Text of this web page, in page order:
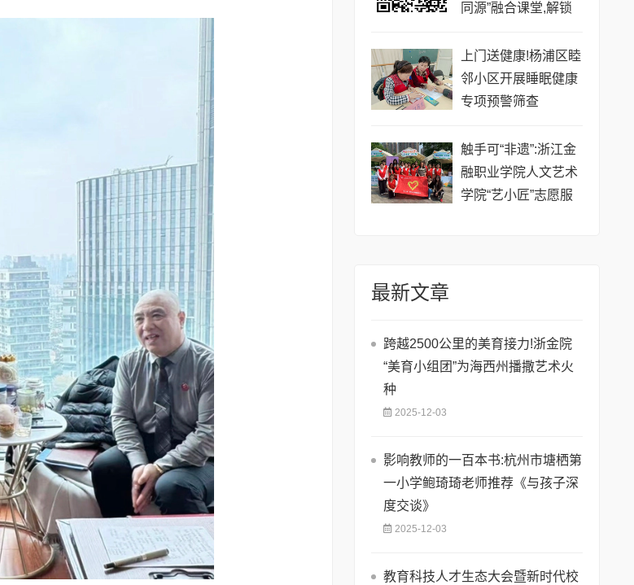
同源”融合课堂,解锁
上门送健康!杨浦区睦
邻小区开展睡眠健康
专项预警筛查
触手可“非遗”:浙江金
融职业学院人文艺术
学院“艺小匠”志愿服
最新文章
跨越2500公里的美育接力!浙金院
“美育小组团”为海西州播撒艺术火
种
2025-12-03
影响教师的一百本书:杭州市塘栖第
一小学鲍琦琦老师推荐《与孩子深
度交谈》
2025-12-03
教育科技人才生态大会暨新时代校